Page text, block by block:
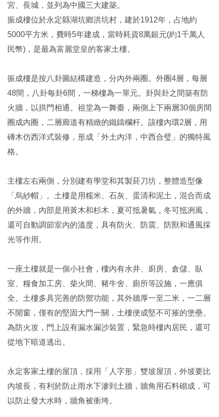
宮、長城，並列為中國三大建築。
振成樓位於永定縣湖坑鄉洪坑村，建於1912年，占地約
5000平方米，費時5年建成，當時耗資8萬銀元(約1千萬人
民幣)，是最為富麗堂皇的客家土樓。
振成樓是按八卦圖結構建造，分內外兩圈。外圈4層，每層
48間，八卦每卦6間，一梯樓為一單元。卦與卦之間築有防
火牆，以拱門相通。祖堂為一舞臺，兩側上下兩層30個房間
圈成內圈，二層廊道有精緻的鐵鑄欄杆。該樓內環2層，用
磚木仿西洋式裝修，形成「外土內洋，中西合璧」的獨特風
格。
主樓左右兩側，分別建有學堂和其製菸刀坊，整體造型像
「烏紗帽」。土樓是用糯米、石灰、蛋清和泥土，混合而成
的外牆，內部是用黃木和杉木，夏可抵暑氣，冬可抵冽風，
還可自動調節室內的溫度，具有防火、防震、防獸和通風採
光等作用。
一座土樓就是一個小社會，樓內有水井、廚房、倉儲、臥
室、糧食加工房、柴火間、豬牛舍、廁所等設施，一應俱
全。土樓多具完善的防禦功能，其外牆厚一至二米，一二層
不開窗，僅有的堅固大門一關，土樓便成堅不可摧的堡壘。
為防火攻，門上設有漏水漏沙裝置，緊急時樓內居民，還可
從地下暗道逃出。
永定客家土樓的屋頂，採用「人字形」雙坡屋頂，外坡要比
內坡長，有利於防止雨水下滲到土牆，牆角用石料砌成，可
以防止發大水時，牆角被衝垮。